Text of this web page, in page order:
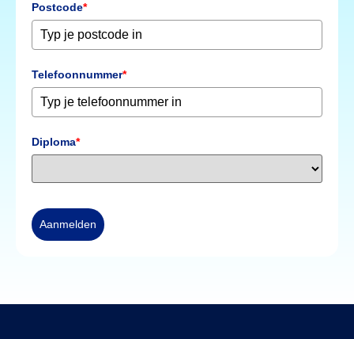
Postcode*
Telefoonnummer*
Diploma*
Aanmelden